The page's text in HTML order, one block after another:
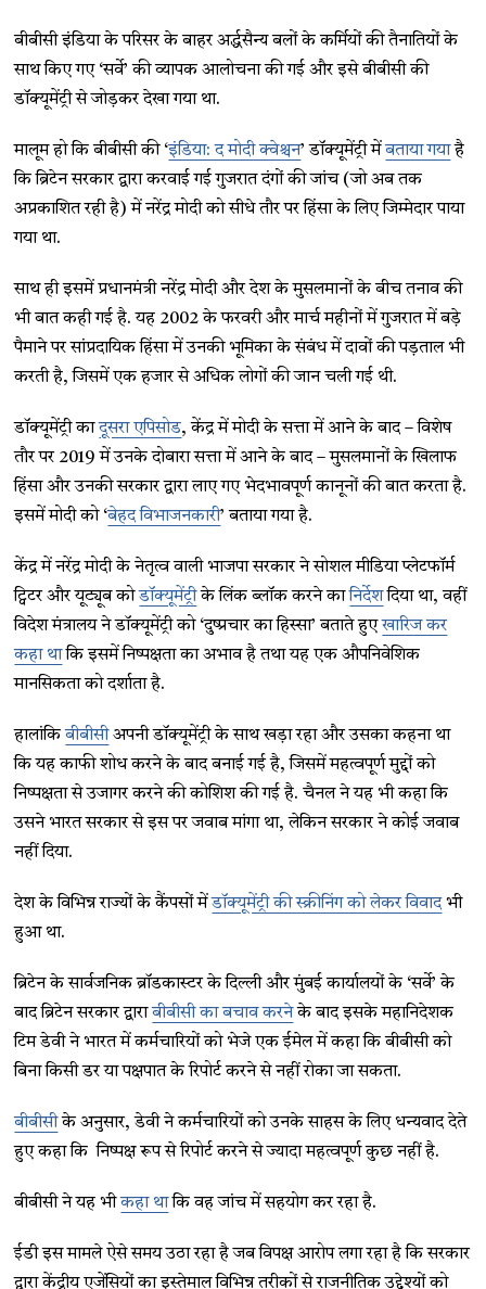
बीबीसी इंडिया के परिसर के बाहर अर्द्धसैन्य बलों के कर्मियों की तैनातियों के
साथ किए गए ‘सर्वे’ की व्यापक आलोचना की गई और इसे बीबीसी की
डॉक्यूमेंट्री से जोड़कर देखा गया था.
मालूम हो कि बीबीसी की ‘इंडिया: द मोदी क्वेश्चन’ डॉक्यूमेंट्री मेंबताया गयाहै
कि ब्रिटेन सरकार द्वारा करवाई गई गुजरात दंगों की जांच (जो अब तक
अप्रकाशित रही है) में नरेंद्र मोदी को सीधे तौर पर हिंसा के लिए जिम्मेदार पाया
गया था.
साथ ही इसमें प्रधानमंत्री नरेंद्र मोदी और देश के मुसलमानों के बीच तनाव की
भी बात कही गई है. यह 2002 के फरवरी और मार्च महीनों में गुजरात में बड़े
पैमाने पर सांप्रदायिक हिंसा में उनकी भूमिका के संबंध में दावों की पड़ताल भी
करती है, जिसमें एक हजार से अधिक लोगों की जान चली गई थी.
डॉक्यूमेंट्री कादूसरा एपिसोड, केंद्र में मोदी के सत्ता में आने के बाद – विशेष
तौर पर 2019 में उनके दोबारा सत्ता में आने के बाद – मुसलमानों के खिलाफ
हिंसा और उनकी सरकार द्वारा लाए गए भेदभावपूर्ण कानूनों की बात करता है.
इसमें मोदी को ‘बेहद विभाजनकारी’ बताया गया है.
केंद्र में नरेंद्र मोदी के नेतृत्व वाली भाजपा सरकार ने सोशल मीडिया प्लेटफॉर्म
ट्विटर और यूट्यूब कोडॉक्यूमेंट्रीके लिंक ब्लॉक करने कानिर्देशदिया था, वहीं
विदेश मंत्रालय ने डॉक्यूमेंट्री को ‘दुष्प्रचार का हिस्सा’ बताते हुएखारिज कर
कहा थाकि इसमें निष्पक्षता का अभाव है तथा यह एक औपनिवेशिक
मानसिकता को दर्शाता है.
हालांकिबीबीसीअपनी डॉक्यूमेंट्री के साथ खड़ा रहा और उसका कहना था
कि यह काफी शोध करने के बाद बनाई गई है, जिसमें महत्वपूर्ण मुद्दों को
निष्पक्षता से उजागर करने की कोशिश की गई है. चैनल ने यह भी कहा कि
उसने भारत सरकार से इस पर जवाब मांगा था, लेकिन सरकार ने कोई जवाब
नहीं दिया.
देश के विभिन्न राज्यों के कैंपसों मेंडॉक्यूमेंट्री की स्क्रीनिंग को लेकर विवादभी
हुआ था.
ब्रिटेन के सार्वजनिक ब्रॉडकास्टर के दिल्ली और मुंबई कार्यालयों के ‘सर्वे’ के
बाद ब्रिटेन सरकार द्वाराबीबीसी का बचाव करनेके बाद इसके महानिदेशक
टिम डेवी ने भारत में कर्मचारियों को भेजे एक ईमेल में कहा कि बीबीसी को
बिना किसी डर या पक्षपात के रिपोर्ट करने से नहीं रोका जा सकता.
बीबीसीके अनुसार, डेवी ने कर्मचारियों को उनके साहस के लिए धन्यवाद देते
हुए कहा कि निष्पक्ष रूप से रिपोर्ट करने से ज्यादा महत्वपूर्ण कुछ नहीं है.
बीबीसी ने यह भीकहा थाकि वह जांच में सहयोग कर रहा है.
ईडी इस मामले ऐसे समय उठा रहा है जब विपक्ष आरोप लगा रहा है कि सरकार
द्वारा केंद्रीय एजेंसियों का इस्तेमाल विभिन्न तरीकों से राजनीतिक उद्देश्यों को